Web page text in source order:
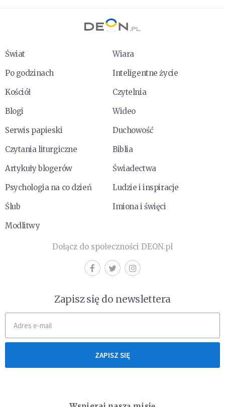
Świat
Wiara
Po godzinach
Inteligentne życie
Kościół
Czytelnia
Blogi
Wideo
Serwis papieski
Duchowość
Czytania liturgiczne
Biblia
Artykuły blogerów
Świadectwa
Psychologia na co dzień
Ludzie i inspiracje
Ślub
Imiona i święci
Modlitwy
Dołącz do społeczności DEON.pl
Zapisz się do newslettera
ZAPISZ SIĘ